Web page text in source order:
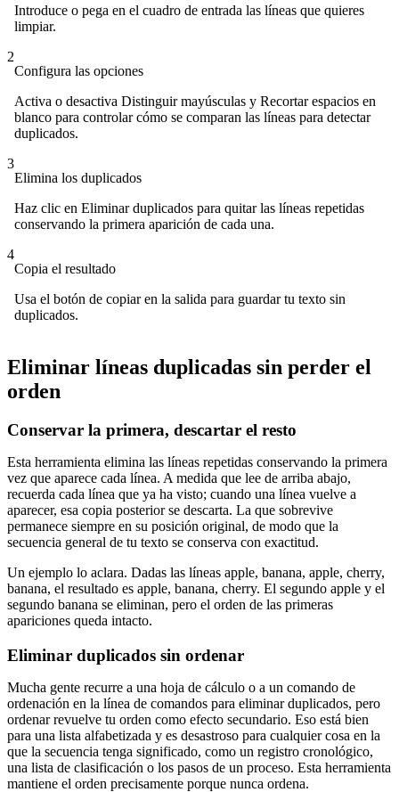
Introduce o pega en el cuadro de entrada las líneas que quieres
limpiar.
2
Configura las opciones
Activa o desactiva Distinguir mayúsculas y Recortar espacios en
blanco para controlar cómo se comparan las líneas para detectar
duplicados.
3
Elimina los duplicados
Haz clic en Eliminar duplicados para quitar las líneas repetidas
conservando la primera aparición de cada una.
4
Copia el resultado
Usa el botón de copiar en la salida para guardar tu texto sin
duplicados.
Eliminar líneas duplicadas sin perder el
orden
Conservar la primera, descartar el resto
Esta herramienta elimina las líneas repetidas conservando la primera
vez que aparece cada línea. A medida que lee de arriba abajo,
recuerda cada línea que ya ha visto; cuando una línea vuelve a
aparecer, esa copia posterior se descarta. La que sobrevive
permanece siempre en su posición original, de modo que la
secuencia general de tu texto se conserva con exactitud.
Un ejemplo lo aclara. Dadas las líneas apple, banana, apple, cherry,
banana, el resultado es apple, banana, cherry. El segundo apple y el
segundo banana se eliminan, pero el orden de las primeras
apariciones queda intacto.
Eliminar duplicados sin ordenar
Mucha gente recurre a una hoja de cálculo o a un comando de
ordenación en la línea de comandos para eliminar duplicados, pero
ordenar revuelve tu orden como efecto secundario. Eso está bien
para una lista alfabetizada y es desastroso para cualquier cosa en la
que la secuencia tenga significado, como un registro cronológico,
una lista de clasificación o los pasos de un proceso. Esta herramienta
mantiene el orden precisamente porque nunca ordena.